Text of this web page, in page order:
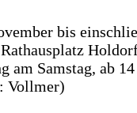
bis
am Samstag, ab
Vollmer)